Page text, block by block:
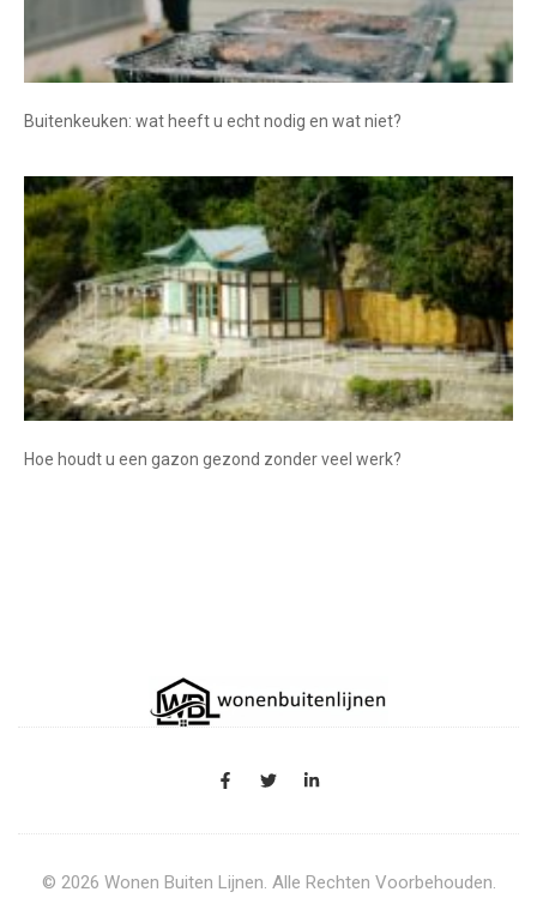
Buitenkeuken: wat heeft u echt nodig en wat niet?
Hoe houdt u een gazon gezond zonder veel werk?
© 2026 Wonen Buiten Lijnen. Alle Rechten Voorbehouden.